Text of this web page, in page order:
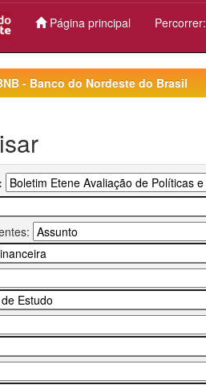
Página principal Percorrer:
- Banco do Nordeste do Brasil